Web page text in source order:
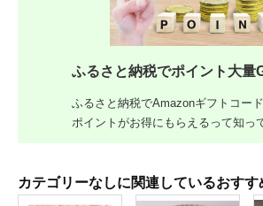
ふるさと納税でポイント大量
ふるさと納税でAmazonギフトコー
ポイントがお得にもらえるって知っ
カテゴリーなしに関連しているおすす